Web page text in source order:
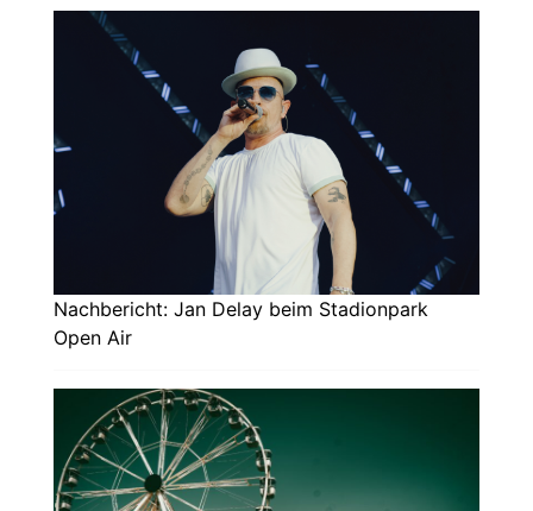
Nachbericht: Jan Delay beim Stadionpark
Open Air